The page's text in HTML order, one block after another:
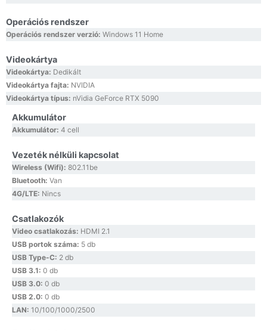
Operációs rendszer
Operációs rendszer verzió: Windows 11 Home
Videokártya
Videokártya: Dedikált
Videokártya fajta: NVIDIA
Videokártya típus: nVidia GeForce RTX 5090
Akkumulátor
Akkumulátor: 4 cell
Vezeték nélküli kapcsolat
Wireless (Wifi): 802.11be
Bluetooth: Van
4G/LTE: Nincs
Csatlakozók
Video csatlakozás: HDMI 2.1
USB portok száma: 5 db
USB Type-C: 2 db
USB 3.1: 0 db
USB 3.0: 0 db
USB 2.0: 0 db
LAN: 10/100/1000/2500